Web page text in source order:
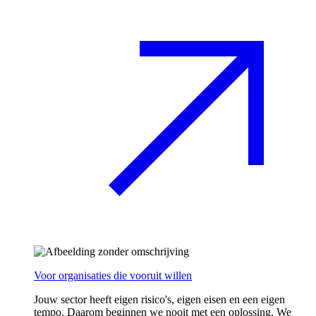
Voor organisaties die vooruit willen
Jouw sector heeft eigen risico's, eigen eisen en een eigen
tempo. Daarom beginnen we nooit met een oplossing. We